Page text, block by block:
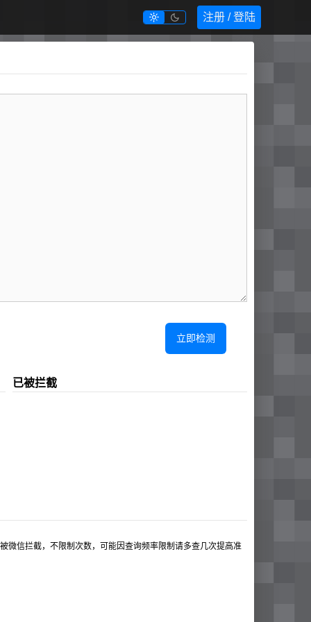
  注册 / 登陆
立即检测
已被拦截
微信拦截，不限制次数，可能因查询频率限制请多查几次提高准